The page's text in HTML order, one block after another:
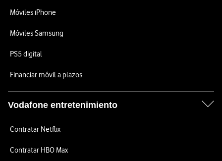
Móviles iPhone
Móviles Samsung
PS5 digital
Financiar móvil a plazos
Vodafone entretenimiento
Contratar Netflix
Contratar HBO Max